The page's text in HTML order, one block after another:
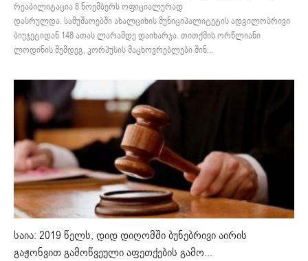
რეაბილიტაცია 8 ნოემბერს ოფიციალურად
დასრულდა. სამუშაოებში ახალციხის მუნიციპალიტეტის ადგილობრივი
ბიუჯეტიდან 148 ათას ლარამდე დაიხარჯა. თითქმის ორწლიანი
ლოდინის შემდეგ, კორპუსის მაცხოვრებლები შინ...
საია: 2019 წელს, დიდ დიღომში ბუნებრივი აირის
გაჟონვით გამოწვეული აფეთქების გამო...